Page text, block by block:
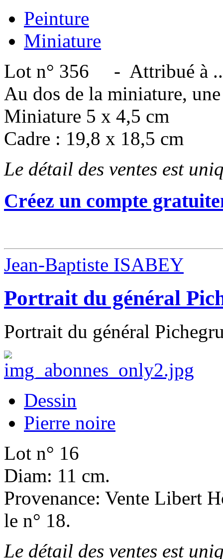
Peinture
Miniature
Lot n° 356 - Attribué à
Au dos de la miniature,
Miniature 5 x 4,5 cm
Cadre : 19,8 x 18,5 cm
Le détail des ventes est
Créez un compte
Jean-Baptiste ISABEY
Portrait du général
Portrait du général
Dessin
Pierre noire
Lot n° 16
Diam: 11 cm.
Provenance: Vente Libert
le n° 18.
Le détail des ventes est